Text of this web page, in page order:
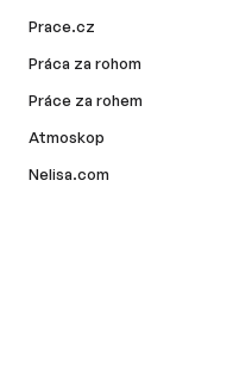
Prace.cz
Práca za rohom
Práce za rohem
Atmoskop
Nelisa.com